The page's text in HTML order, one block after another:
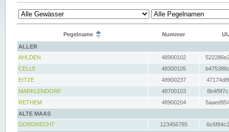
Pegelname Nummer
ALLER
AHLDEN
48900102
CELLE
48300105
EITZE
48900237
MARKLENDORF
48700103
RETHEM
48900204
ALTE MAAS
DORDRECHT
123456785